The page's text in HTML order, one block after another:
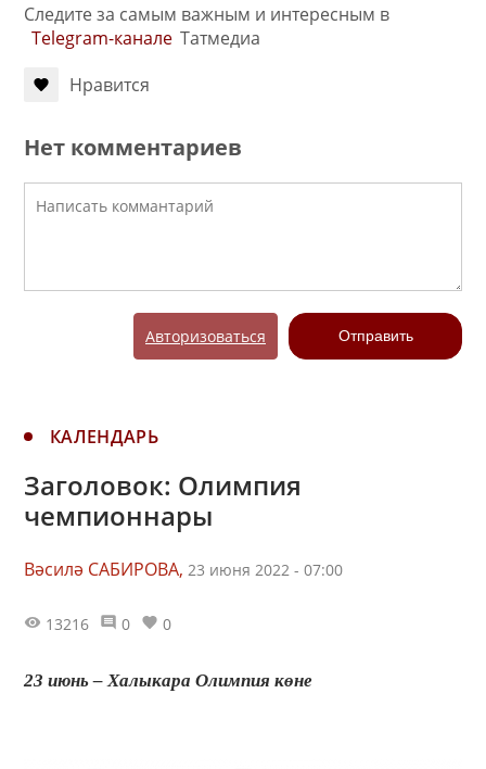
Следите за самым важным и интересным в
Telegram-канале Татмедиа
Нравится
Нет комментариев
Авторизоваться Отправить
КАЛЕНДАРЬ
Заголовок: Олимпия
чемпионнары
Вәсилә САБИРОВА, 23 июня 2022 - 07:00
13216 0 0
23 июнь – Халыкара Олимпия көне